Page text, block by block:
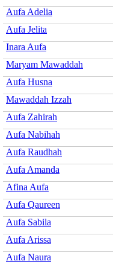
Aufa Adelia
Aufa Jelita
Inara Aufa
Maryam Mawaddah
Aufa Husna
Mawaddah Izzah
Aufa Zahirah
Aufa Nabihah
Aufa Raudhah
Aufa Amanda
Afina Aufa
Aufa Qaureen
Aufa Sabila
Aufa Arissa
Aufa Naura